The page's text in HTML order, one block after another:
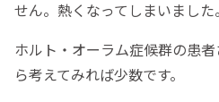
せん。熱くなってしまいました。
ホルト・オーラム症候群の患
ら考えてみれば少数です。